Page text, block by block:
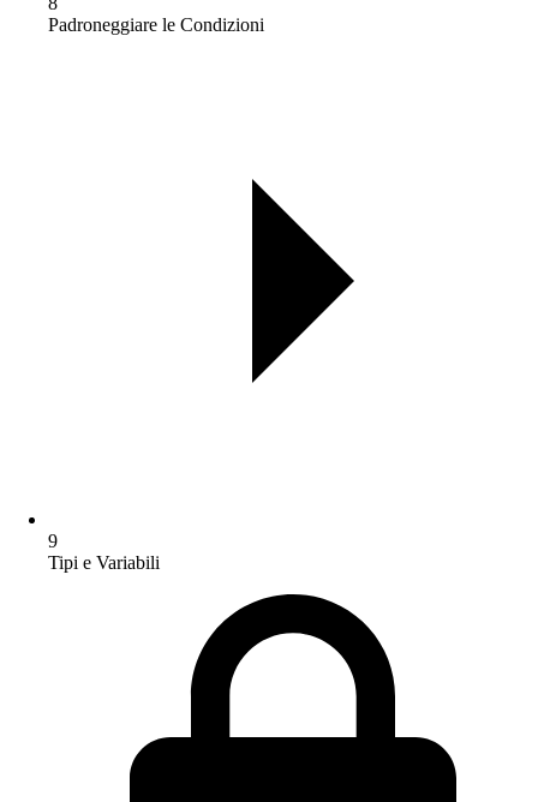
Padroneggiare le Condizioni
9
Tipi e Variabili